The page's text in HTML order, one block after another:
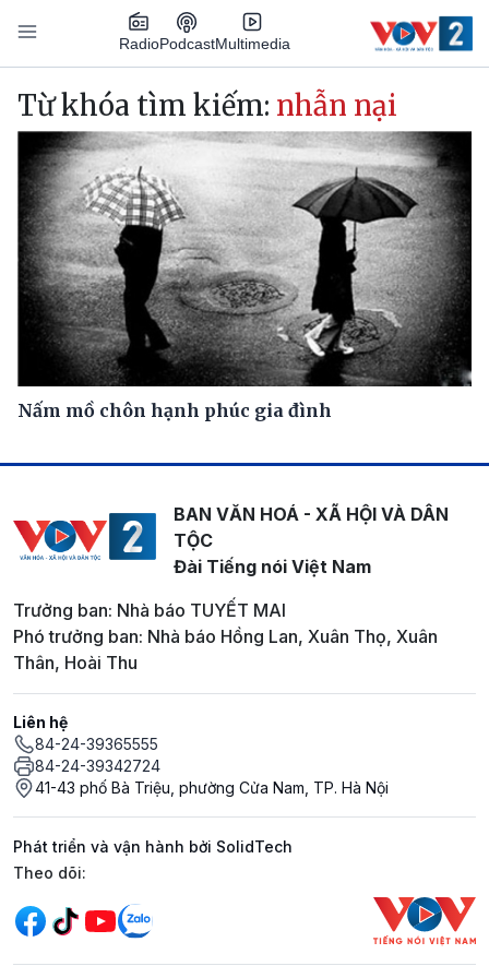
Nhảy đến nội dung
RadioPodcastMultimedia
Main navigation
Từ khóa tìm kiếm: nhẫn nại
Nấm mồ chôn hạnh phúc gia đình
BAN VĂN HOÁ - XÃ HỘI VÀ DÂN
TỘC
Đài Tiếng nói Việt Nam
Trưởng ban: Nhà báo TUYẾT MAI
Phó trưởng ban: Nhà báo Hồng Lan, Xuân Thọ, Xuân
Thân, Hoài Thu
Liên hệ
84-24-39365555
84-24-39342724
41-43 phố Bà Triệu, phường Cửa Nam, TP. Hà Nội
Phát triển và vận hành bởi SolidTech
Mạng xã hội
Theo dõi: